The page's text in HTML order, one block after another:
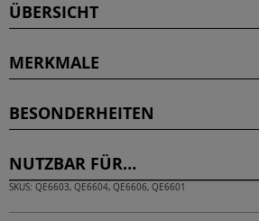
ÜBERSICHT
MERKMALE
BESONDERHEITEN
NUTZBAR FÜR…
SKUS: QE6603, QE6604, QE6606, QE6601